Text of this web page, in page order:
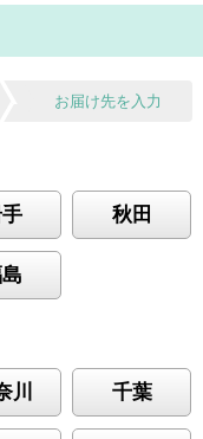
お届け先を入力
秋田
川 千葉